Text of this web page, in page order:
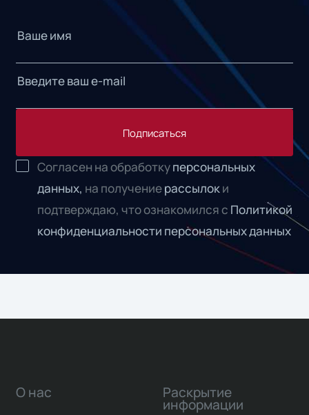
Подписаться
Согласен на обработкуперсональных
данных, на получениерассылоки
подтверждаю, что ознакомился с Политикой
конфиденциальности персональных данных
О нас Раскрытие
информации